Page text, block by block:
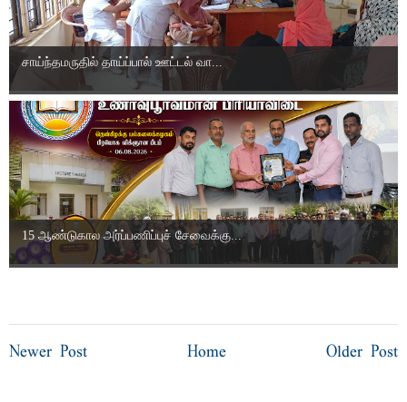
சாய்ந்தமருதில் தாய்ப்பால் ஊட்டல் வா...
15 ஆண்டுகால அர்ப்பணிப்புச் சேவைக்கு...
Newer Post Older Post
Home